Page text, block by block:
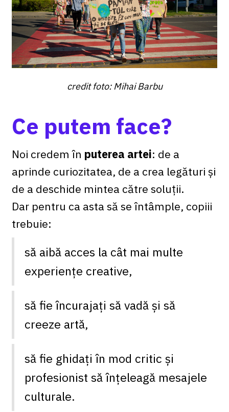
credit foto: Mihai Barbu
Ce putem face?
Noi credem în puterea artei: de a
aprinde curiozitatea, de a crea legături și
de a deschide mintea către soluții.
Dar pentru ca asta să se întâmple, copiii
trebuie:
să aibă acces la cât mai multe
experiențe creative,
să fie încurajați să vadă și să
creeze artă,
să fie ghidați în mod critic și
profesionist să înțeleagă mesajele
culturale.